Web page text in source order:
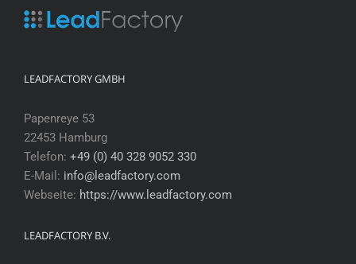
LEADFACTORY GMBH
Papenreye 53
22453 Hamburg
Telefon: +49 (0) 40 328 9052 330
E-Mail: info@leadfactory.com
Webseite: https://www.leadfactory.com
LEADFACTORY B.V.